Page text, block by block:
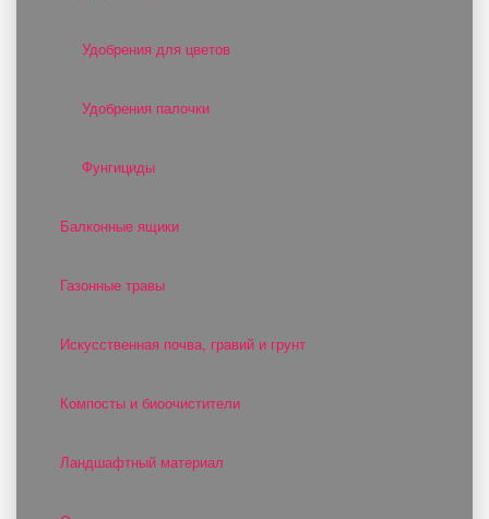
Удобрения для цветов
Удобрения палочки
Фунгициды
Балконные ящики
Газонные травы
Искусственная почва, гравий и грунт
Компосты и биоочистители
Ландшафтный материал